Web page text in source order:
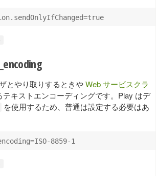
とやり取りするときやWeb サービスクラ
テキストエンコーディングです。Play はデ
を使用するため、普通は設定する必要はあ